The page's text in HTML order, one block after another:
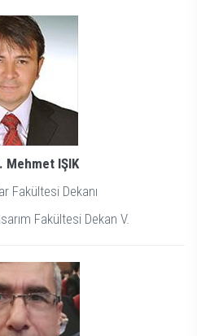
Mehmet IŞIK
Fakültesi Dekanı
Fakültesi Dekan V.